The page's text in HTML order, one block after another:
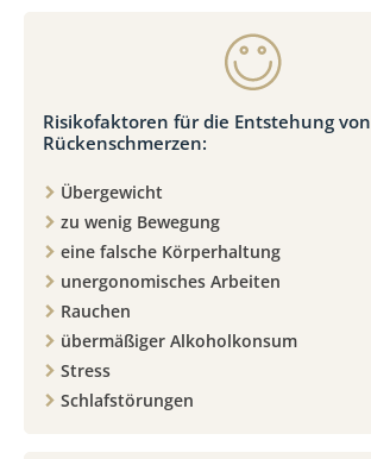
Risikofaktoren für die Entstehung von
Rückenschmerzen:
Übergewicht
zu wenig Bewegung
eine falsche Körperhaltung
unergonomisches Arbeiten
Rauchen
übermäßiger Alkoholkonsum
Stress
Schlafstörungen